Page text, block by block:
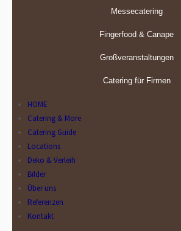
Messecatering
Fingerfood & Canape
Großveranstaltungen
Catering für Firmen
HOME
Catering & More
Catering Guide
Locations
Deko & Verleih
Bilder
Über uns
Referenzen
Kontakt